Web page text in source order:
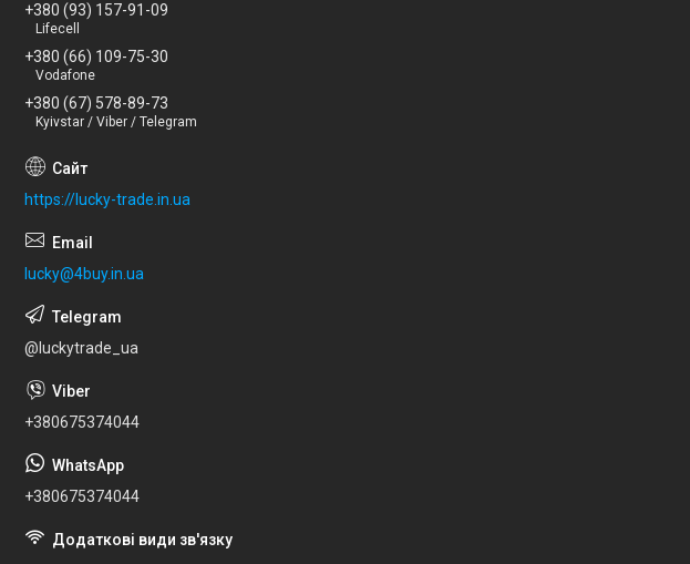
+380 (93) 157-91-09
Lifecell
+380 (66) 109-75-30
Vodafone
+380 (67) 578-89-73
Kyivstar / Viber / Telegram
https://lucky-trade.in.ua
lucky@4buy.in.ua
@luckytrade_ua
+380675374044
+380675374044